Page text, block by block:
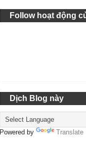
Follow hoạt động
Dịch Blog này
Powered by Translate